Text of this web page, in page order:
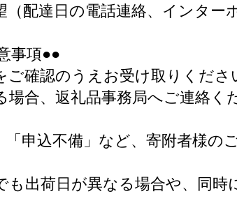
（配達日の電話連絡、インター
事項●●
確認のうえお受け取りくださ
合、返礼品事務局へご連絡く
申込不備」など、寄附者様の
出荷日が異なる場合や、同時